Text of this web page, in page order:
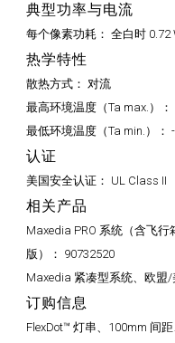
典型功率与电流
每个像素功耗： 全白时 0.72
热学特性
散热方式： 对流
最高环境温度（Ta max.）：
最低环境温度（Ta min.）：
认证
美国安全认证： UL Class II
相关产品
Maxedia PRO 系统（含飞
版）： 90732520
Maxedia 紧凑型系统、欧盟/
订购信息
FlexDot™ 灯串、100mm 间距